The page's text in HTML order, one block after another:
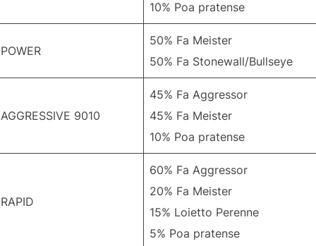
10% Poa pratense
POWER
50% Fa Meister
50% Fa Stonewall/Bullseye
AGGRESSIVE 9010
45% Fa Aggressor
45% Fa Meister
10% Poa pratense
RAPID
60% Fa Aggressor
20% Fa Meister
15% Loietto Perenne
5% Poa pratense